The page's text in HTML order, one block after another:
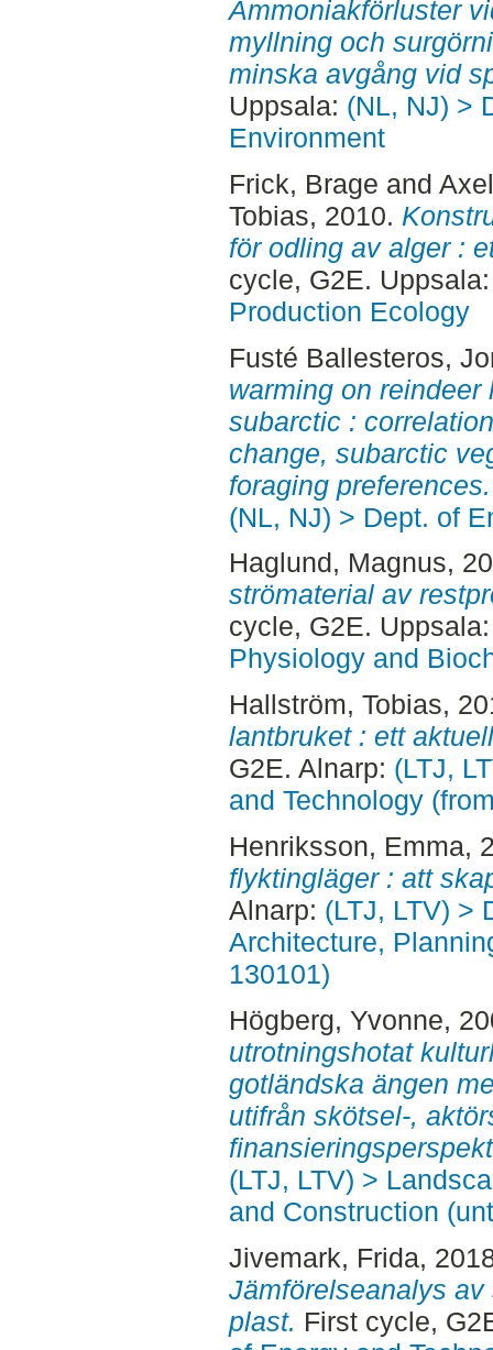
Ammoniakförluster
myllning och
minska avgång vid
Uppsala: (NL, NJ) >
Environment
Frick, Brage and
Tobias, 2010.
för odling av alger :
cycle, G2E.
Production Ecology
Fusté Ballesteros,
warming on
subarctic :
change, subarctic
foraging preferences.
(NL, NJ) > Dept. of
Haglund, Magnus,
strömaterial av
cycle, G2E.
Physiology and
Hallström, Tobias,
lantbruket : ett
G2E. Alnarp: (LTJ,
and Technology
Henriksson, Emma,
flyktingläger : att
Alnarp: (LTJ, LTV) >
Architecture,
130101)
Högberg, Yvonne,
utrotningshotat
gotländska ängen
utifrån skötsel-,
(LTJ, LTV) >
and Construction
Jivemark, Frida,
Jämförelseanalys
plast. First cycle,